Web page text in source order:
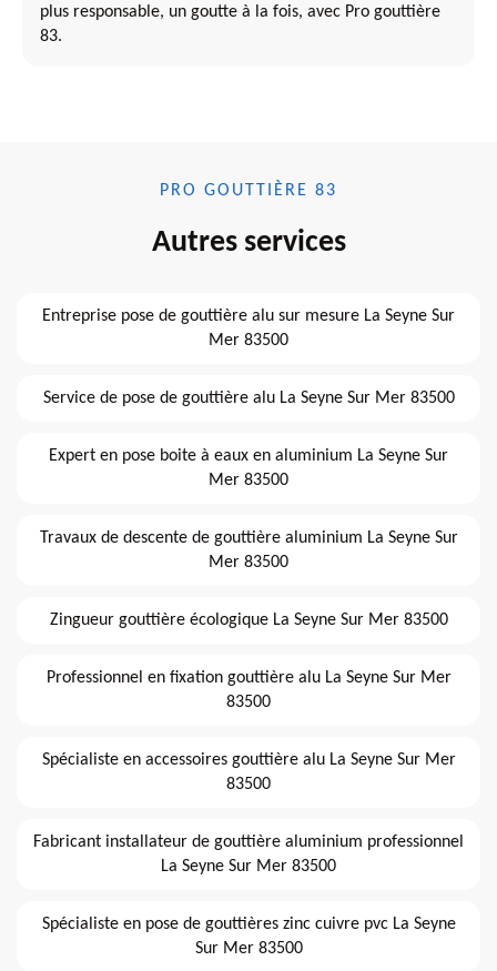
plus responsable, un goutte à la fois, avec Pro gouttière
83.
PRO GOUTTIÈRE 83
Autres services
Entreprise pose de gouttière alu sur mesure La Seyne Sur
Mer 83500
Service de pose de gouttière alu La Seyne Sur Mer 83500
Expert en pose boite à eaux en aluminium La Seyne Sur
Mer 83500
Travaux de descente de gouttière aluminium La Seyne Sur
Mer 83500
Zingueur gouttière écologique La Seyne Sur Mer 83500
Professionnel en fixation gouttière alu La Seyne Sur Mer
83500
Spécialiste en accessoires gouttière alu La Seyne Sur Mer
83500
Fabricant installateur de gouttière aluminium professionnel
La Seyne Sur Mer 83500
Spécialiste en pose de gouttières zinc cuivre pvc La Seyne
Sur Mer 83500